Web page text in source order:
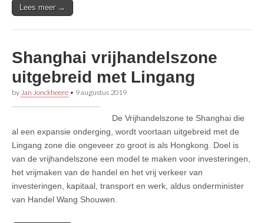
Lees meer →
Shanghai vrijhandelszone
uitgebreid met Lingang
by Jan Jonckheere • 9 augustus 2019
De Vrijhandelszone te Shanghai die
al een expansie onderging, wordt voortaan uitgebreid met de
Lingang zone die ongeveer zo groot is als Hongkong. Doel is
van de vrijhandelszone een model te maken voor investeringen,
het vrijmaken van de handel en het vrij verkeer van
investeringen, kapitaal, transport en werk, aldus onderminister
van Handel Wang Shouwen.